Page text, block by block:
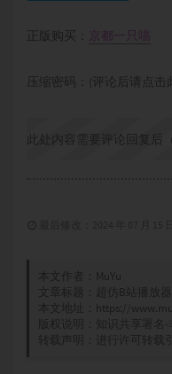
正版购买： 京都一只喵
压缩密码：(评论后请点击
此处内容需要评论回复后
本文作者：
MuYu
文章标题：
超仿B站播放器
本文地址： https://
版权说明： 知识共享署名-
转载声明：进行许可转